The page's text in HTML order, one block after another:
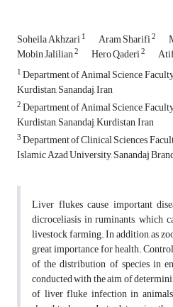
Soheila Akhzari1 Aram Sharifi2
Mobin Jalilian2 Hero Qaderi2
1Department of Animal Science,
Kurdistan, Sanandaj, Iran
2Department of Animal Science,
Kurdistan, Sanandaj, Kurdistan, Iran
3Department of Clinical Sciences,
Islamic Azad University, Sanandaj
Liver flukes cause important
dicroceliasis in ruminants, which
livestock farming. In addition, as
great importance for health.
of the distribution of species in
conducted with the aim of
of liver fluke infection in animals